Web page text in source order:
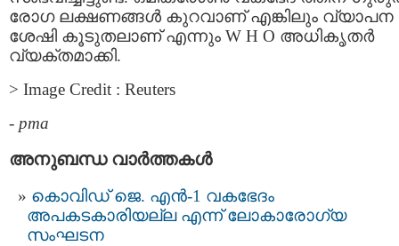
രോഗ ലക്ഷണങ്ങൾ കുറവാണ് എങ്കിലും വ്യാപന
ശേഷി കൂടുതലാണ് എന്നും W H O അധികൃതര്‍
വ്യക്തമാക്കി.
> Image Credit : Reuters
- pma
അനുബന്ധ വാര്‍ത്തകള്‍
കൊവിഡ് ജെ. എൻ-1 വകഭേദം
അപകടകാരിയല്ല എന്ന് ലോകാരോഗ്യ
സംഘടന